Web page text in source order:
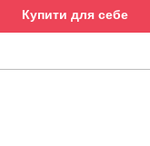
Купити для себе